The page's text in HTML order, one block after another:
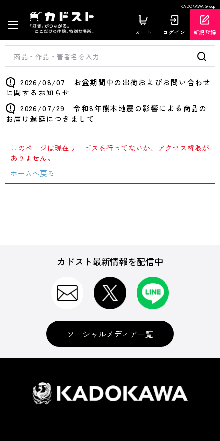
KADOKAWA Group
カート ログイン 新規登録
2026/08/07 お盆期間中の出荷およびお問い合わせ
に関するお知らせ
2026/07/29 令和8年熊本地震の影響による商品の
お届け遅延につきまして
このページは現在サービスを行ってないか、アクセス権限が
ありません。
ホームへ戻る
カドスト最新情報を配信中
ソーシャルメディア一覧